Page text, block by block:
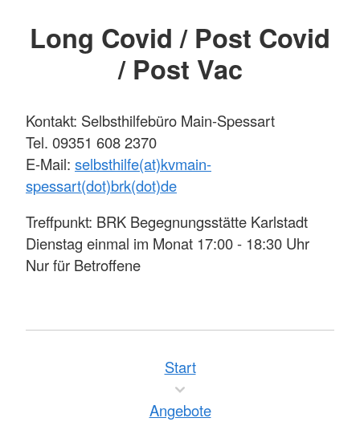
Long Covid / Post Covid
/ Post Vac
Kontakt: Selbsthilfebüro Main-Spessart
Tel. 09351 608 2370
E-Mail: selbsthilfe(at)kvmain-
spessart(dot)brk(dot)de
Treffpunkt: BRK Begegnungsstätte Karlstadt
Dienstag einmal im Monat 17:00 - 18:30 Uhr
Nur für Betroffene
Start
Angebote